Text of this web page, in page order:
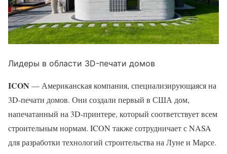
Лидеры в области 3D-печати домов
ICON — Американская компания, специализирующаяся на
3D-печати домов. Они создали первый в США дом,
напечатанный на 3D-принтере, который соответствует всем
строительным нормам. ICON также сотрудничает с NASA
для разработки технологий строительства на Луне и Марсе.